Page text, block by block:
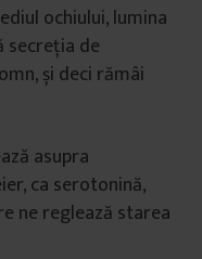
ochiului, lumina
secreția de
și deci rămâi
asupra
ca serotonină,
ne reglează starea